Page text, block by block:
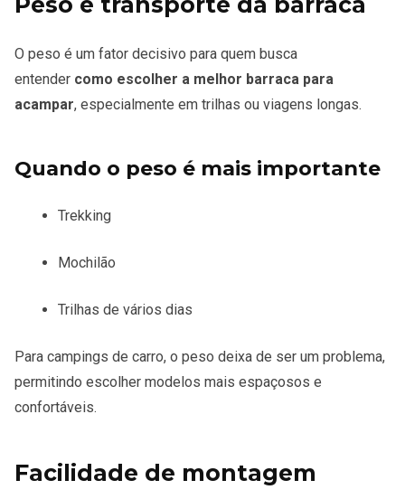
O peso é um fator decisivo para quem busca
entender como escolher a melhor barraca para
acampar, especialmente em trilhas ou viagens longas.
Quando o peso é mais importante
Trekking
Mochilão
Trilhas de vários dias
Para campings de carro, o peso deixa de ser um problema,
permitindo escolher modelos mais espaçosos e
confortáveis.
Facilidade de montagem